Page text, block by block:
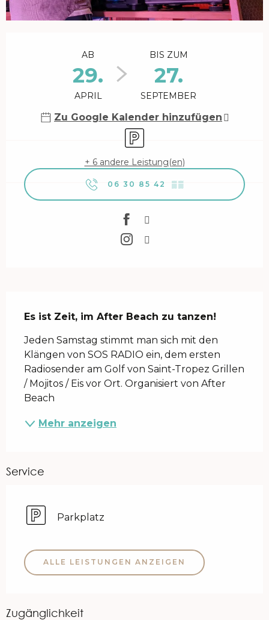
AB
29.
APRIL
BIS ZUM
27.
SEPTEMBER
Zu Google Kalender hinzufügen
Parkplatz
+ 6 andere Leistung(en)
06 30 85 42 ▒▒
Es ist Zeit, im After Beach zu tanzen!
Jeden Samstag stimmt man sich mit den
Klängen von SOS RADIO ein, dem ersten
Radiosender am Golf von Saint-Tropez Grillen
/ Mojitos / Eis vor Ort. Organisiert von After
Beach
Mehr anzeigen
Service
Parkplatz
ALLE LEISTUNGEN ANZEIGEN
Zugänglichkeit